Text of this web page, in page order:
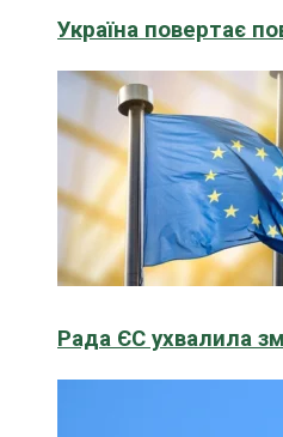
Україна повертає
Рада ЄС ухвалила